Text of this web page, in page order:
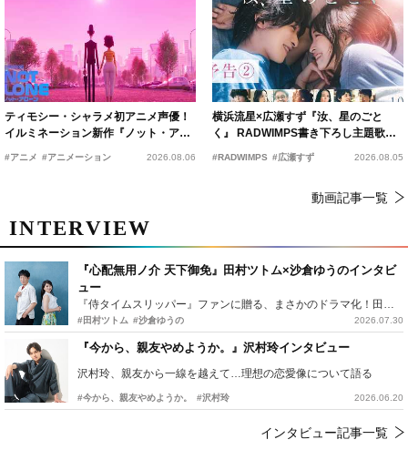
ティモシー・シャラメ初アニメ声優！
イルミネーション新作『ノット・アロ
#アニメ #アニメーション 2026.08.06
横浜流星×広瀬すず『汝、星のごと
く』 RADWIMPS書き下ろし主題歌が
15年の愛を切なく彩る
#RADWIMPS #広瀬すず 2026.08.05
動画記事一覧
INTERVIEW
『心配無用ノ介 天下御免』田村ツトム×沙倉ゆうのインタビ
ュー
『侍タイムスリッパー』ファンに贈る、まさかのドラマ化！田村ツトム×沙倉ゆうのが語る『心配無用ノ介』撮影秘話
#田村ツトム #沙倉ゆうの 2026.07.30
『今から、親友やめようか。』沢村玲インタビュー
沢村玲、親友から一線を越えて…理想の恋愛像について語る
#今から、親友やめようか。 #沢村玲 2026.06.20
インタビュー記事一覧